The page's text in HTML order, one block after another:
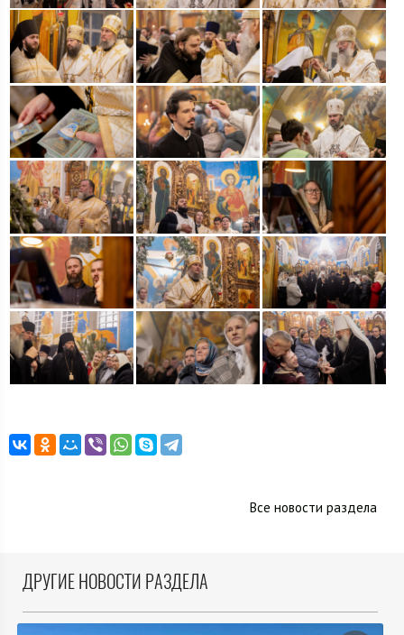
Все новости раздела
ДРУГИЕ НОВОСТИ РАЗДЕЛА